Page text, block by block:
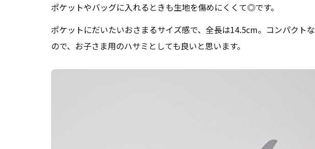
ポケットやバッグに入れるときも生地を傷めにくくて◎です。
ポケットにだいたいおさまるサイズ感で、全長は14.5cm。コンパクトな
ので、お子さま用のハサミとしても良いと思います。